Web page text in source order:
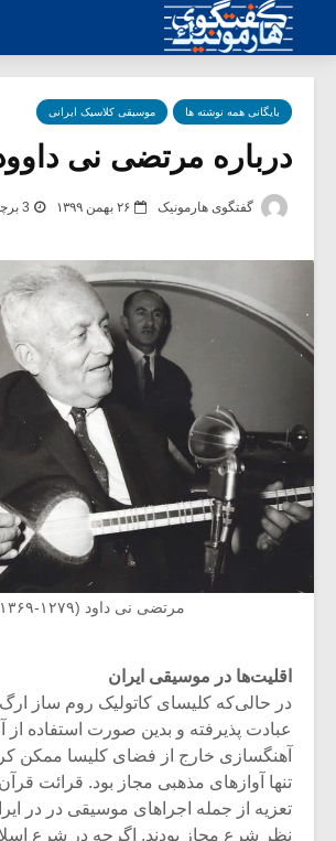
بایگانی همه نوشته ها موسیقی کلاسیک ایرانی
درباره مرتضی نی داوود
گفتگوی هارمونیک ۲۶ بهمن ۱۳۹۹ 3 برچسب -
مرتضی نی داود (۱۲۷۹-۱۳۶۹)
اقلیت‌ها در موسیقی ایران
در حالی‌که کلیسای کاتولیک روم ساز ارگ
عبادت پذیرفته و بدین صورت استفاده از
آهنگسازی خارج از فضای کلیسا ممکن
تنها آوازهای مذهبی مجاز بود. قرائت
تعزیه از جمله اجراهای موسیقی در در
نظر شرع مجاز بودند. اگرچه در شرع